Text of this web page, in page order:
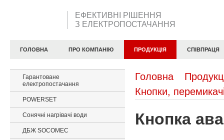
ЕФЕКТИВНІ РІШЕННЯ
З ЕЛЕКТРОПОСТАЧАННЯ
ГОЛОВНА ПРО КОМПАНІЮ ПРОДУКЦІЯ СПІВПРАЦЯ
Головна
Кнопки,
Кнопка
Гарантоване
електропостачання
POWERSET
Сонячні нагрівачі води
ДБЖ SOCOMEC